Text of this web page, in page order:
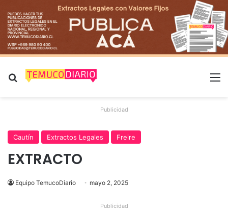
Buscar por
Publicidad
Cautín Extractos Legales Freire
EXTRACTO
Equipo TemucoDiario mayo 2, 2025
Publicidad